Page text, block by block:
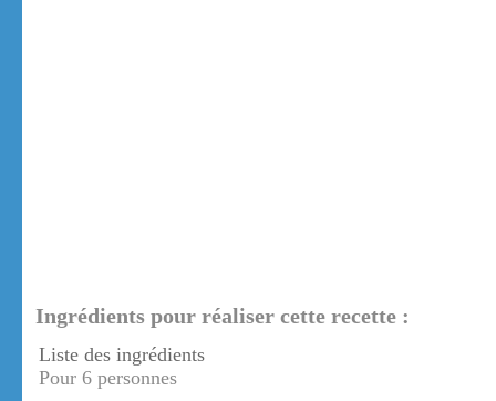
Ingrédients pour réaliser cette recette :
Liste des ingrédients
Pour 6 personnes